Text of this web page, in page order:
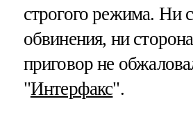
строгого режима. Ни
обвинения, ни
приговор не
"Интерфакс".